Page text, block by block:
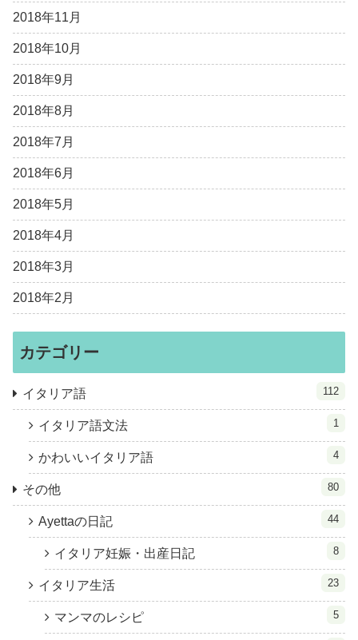
2018年11月
2018年10月
2018年9月
2018年8月
2018年7月
2018年6月
2018年5月
2018年4月
2018年3月
2018年2月
カテゴリー
イタリア語 112
イタリア語文法 1
かわいいイタリア語 4
その他 80
Ayettaの日記 44
イタリア妊娠・出産日記 8
イタリア生活 23
マンマのレシピ 5